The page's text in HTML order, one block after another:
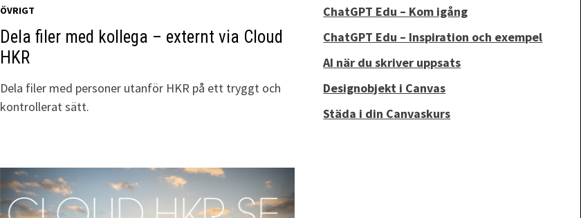
ÖVRIGT
Dela filer med kollega – externt via Cloud
HKR
Dela filer med personer utanför HKR på ett tryggt och
kontrollerat sätt.
ChatGPT Edu – Kom igång
ChatGPT Edu – Inspiration och exempel
AI när du skriver uppsats
Designobjekt i Canvas
Städa i din Canvaskurs